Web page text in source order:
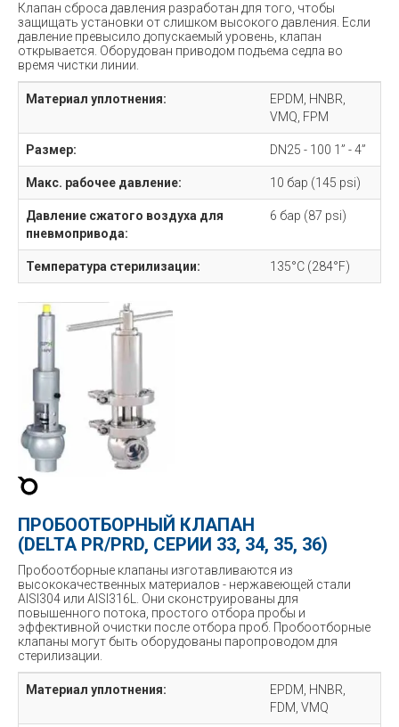
Клапан сброса давления разработан для того, чтобы
защищать установки от слишком высокого давления. Если
давление превысило допускаемый уровень, клапан
открывается. Оборудован приводом подъема седла во
время чистки линии.
Материал уплотнения:
EPDM, HNBR,
VMQ, FPM
Размер: DN25 - 100 1” - 4”
Макс. рабочее давление: 10 бар (145 psi)
Давление сжатого воздуха для
пневмопривода:
6 бар (87 psi)
Температура стерилизации: 135°C (284°F)
ПРОБООТБОРНЫЙ КЛАПАН
(DELTA PR/PRD, СЕРИИ 33, 34, 35, 36)
Пробоотборные клапаны изготавливаются из
высококачественных материалов - нержавеющей стали
AISI304 или AISI316L. Они сконструированы для
повышенного потока, простого отбора пробы и
эффективной очистки после отбора проб. Пробоотборные
клапаны могут быть оборудованы паропроводом для
стерилизации.
Материал уплотнения:
EPDM, HNBR,
FDM, VMQ